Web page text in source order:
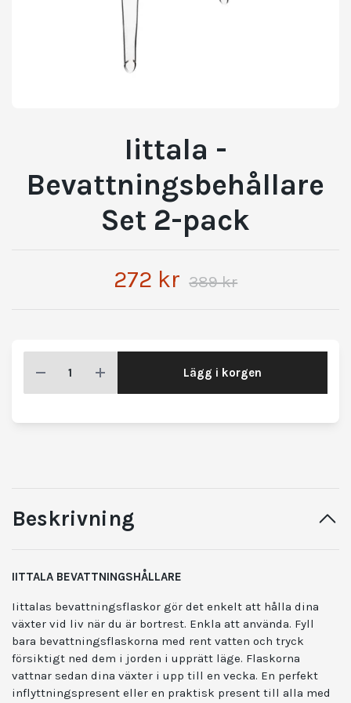
Iittala -
Bevattningsbehållare
Set 2-pack
272 kr 389 kr
Lägg i korgen
Beskrivning
IITTALA BEVATTNINGSHÅLLARE
Iittalas bevattningsflaskor gör det enkelt att hålla dina
växter vid liv när du är bortrest. Enkla att använda. Fyll
bara bevattningsflaskorna med rent vatten och tryck
försiktigt ned dem i jorden i upprätt läge. Flaskorna
vattnar sedan dina växter i upp till en vecka. En perfekt
inflyttningspresent eller en praktisk present till alla med